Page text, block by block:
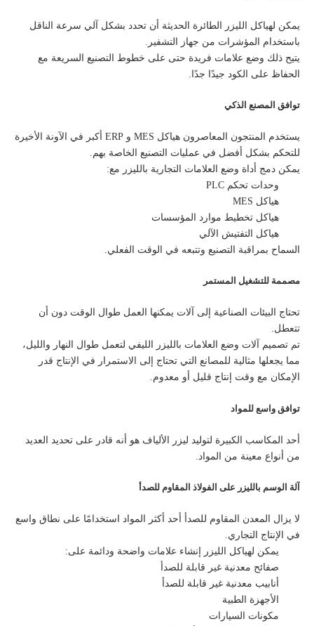
يمكن لهياكل الليزر الطائرة الحديثة أن تحدد بشكل آلي سرعة الناقل
باستخدام المؤشرات من جهاز التشفير.
يتيح ذلك وضع علامات فريدة حتى على خطوط التصنيع السريعة مع
الحفاظ على الكود جيدًا جدًا.
توافق المصنع الذكي
يستخدم المنتجون المعاصرون هياكل MES و ERP أكبر في الآونة الأخيرة
للتحكم بشكل أفضل في عمليات التصنيع الخاصة بهم.
يمكن دمج أداة وضع العلامات التجارية بالليزر مع:
وحدات تحكم PLC
هياكل MES
هياكل تخطيط موارد المؤسسات
هياكل التفتيش الآلي
السماح بمراقبة التصنيع وتتبعه في الوقت الفعلي.
مصممة للتشغيل المستمر
تحتاج البيئات الصناعية إلى آلات يمكنها العمل طوال الوقت دون أن
تتعطل.
تم تصميم آلات وضع العلامات بالليزر الليفي لتعمل طوال النهار والليل،
مما يجعلها مثالية للمصانع التي تحتاج إلى الاستمرار في الإنتاج قدر
الإمكان مع وقت إنتاج قليل أو معدوم.
توافق واسع للمواد
أحد المكاسب الكبيرة لتوليد ليزر الألياف هو أنه قادر على تحديد العديد
من أنواع معينة من المواد.
آلة الوسم بالليزر على الفولاذ المقاوم للصدأ
لا يزال المعدن المقاوم للصدأ أحد أكثر المواد استخدامًا على نطاق واسع
في الإنتاج التجاري.
يمكن لهياكل الليزر إنشاء علامات واضحة ودائمة على:
صفائح معدنية غير قابلة للصدأ
أنابيب معدنية غير قابلة للصدأ
الأجهزة الطبية
مكونات السيارات